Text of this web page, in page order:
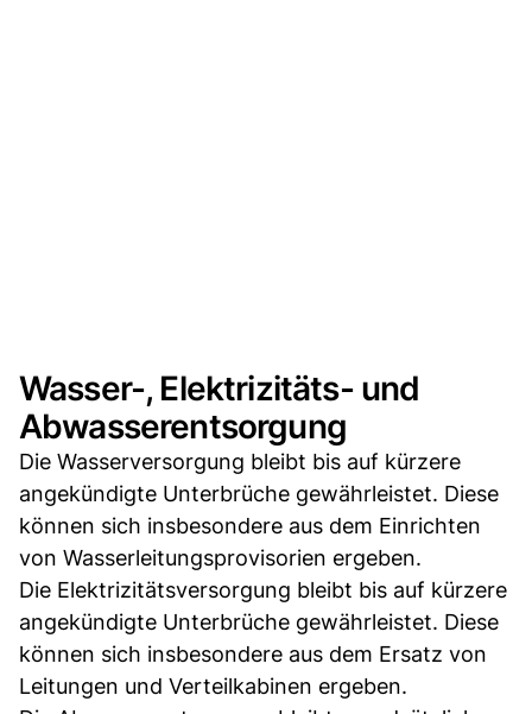
Wasser-, Elektrizitäts- und
Abwasserentsorgung
Die Wasserversorgung bleibt bis auf kürzere
angekündigte Unterbrüche gewährleistet. Diese
können sich insbesondere aus dem Einrichten
von Wasserleitungsprovisorien ergeben.
Die Elektrizitätsversorgung bleibt bis auf kürzere
angekündigte Unterbrüche gewährleistet. Diese
können sich insbesondere aus dem Ersatz von
Leitungen und Verteilkabinen ergeben.